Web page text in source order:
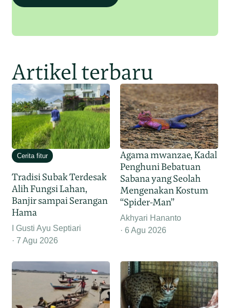
Artikel terbaru
Cerita fitur
Tradisi Subak Terdesak
Alih Fungsi Lahan,
Banjir sampai Serangan
Hama
I Gusti Ayu Septiari
7 Agu 2026
Agama mwanzae, Kadal
Penghuni Bebatuan
Sabana yang Seolah
Mengenakan Kostum
“Spider-Man”
Akhyari Hananto
6 Agu 2026